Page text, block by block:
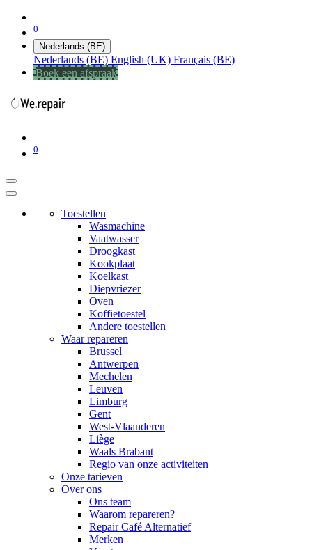
0
Nederlands (BE)
Nederlands (BE) English (UK) Français (BE)
Boek een afspraak
0
Toestellen
Wasmachine
Vaatwasser
Droogkast
Kookplaat
Koelkast
Diepvriezer
Oven
Koffietoestel
Andere toestellen
Waar repareren
Brussel
Antwerpen
Mechelen
Leuven
Limburg
Gent
West-Vlaanderen
Liège
Waals Brabant
Regio van onze activiteiten
Onze tarieven
Over ons
Ons team
Waarom repareren?
Repair Café Alternatief
Merken